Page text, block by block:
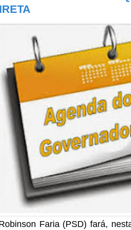
Faria (PSD) fará,